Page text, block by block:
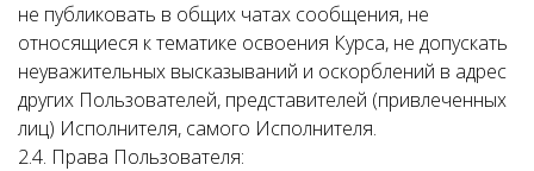
не публиковать в общих чатах сообщения, не
относящиеся к тематике освоения Курса, не допускать
неуважительных высказываний и оскорблений в адрес
других Пользователей, представителей (привлеченных
лиц) Исполнителя, самого Исполнителя.
2.4. Права Пользователя: